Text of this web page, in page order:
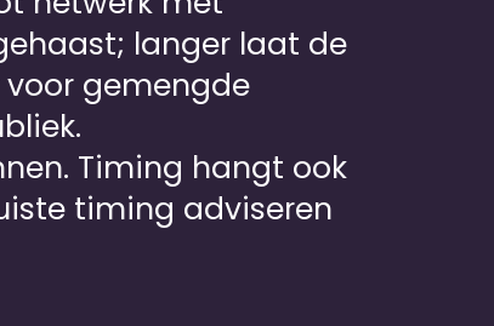
langer laat de
voor gemengde
Timing hangt ook
timing adviseren